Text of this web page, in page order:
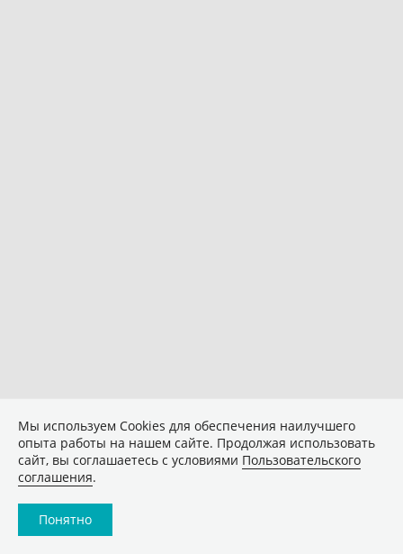
Мы используем Сookies для обеспечения наилучшего
опыта работы на нашем сайте. Продолжая использовать
сайт, вы соглашаетесь с условиями Пользовательского
соглашения.
Понятно